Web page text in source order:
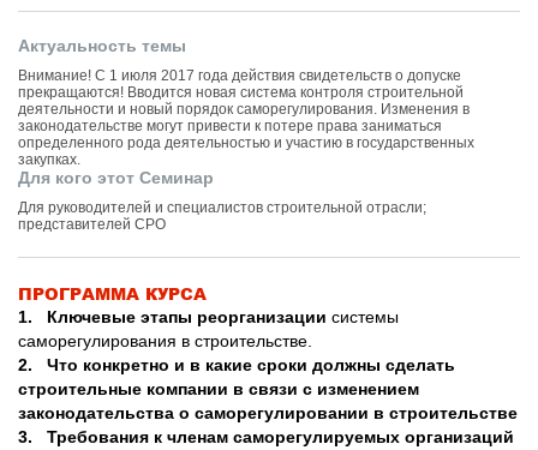
Актуальность темы
Внимание! С 1 июля 2017 года действия свидетельств о допуске
прекращаются! Вводится новая система контроля строительной
деятельности и новый порядок саморегулирования. Изменения в
законодательстве могут привести к потере права заниматься
определенного рода деятельностью и участию в государственных
закупках.
Для кого этот Семинар
Для руководителей и специалистов строительной отрасли;
представителей СРО
ПРОГРАММА КУРСА
1. Ключевые этапы реорганизации системы
саморегулирования в строительстве.
2. Что конкретно и в какие сроки должны сделать
строительные компании в связи с изменением
законодательства о саморегулировании в строительстве
3. Требования к членам саморегулируемых организаций